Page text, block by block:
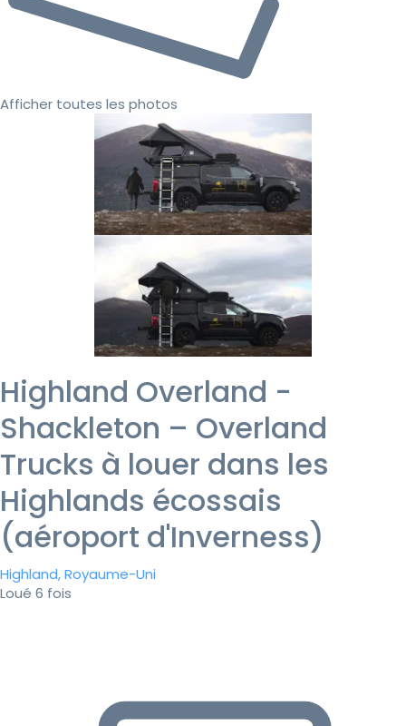
Afficher toutes les photos
Highland Overland -
Shackleton – Overland
Trucks à louer dans les
Highlands écossais
(aéroport d'Inverness)
Highland, Royaume-Uni
Loué 6 fois